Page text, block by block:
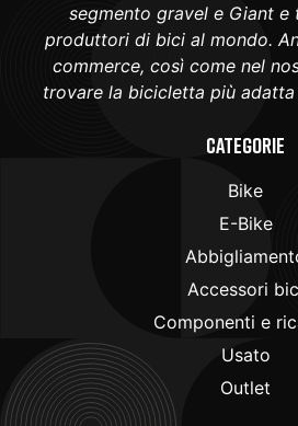
segmento gravel e Giant e
produttori di bici al mondo.
commerce, così come nel
trovare la bicicletta più adatta
Categorie
Bike
E-Bike
Accessori
Componenti e
Usato
Outlet